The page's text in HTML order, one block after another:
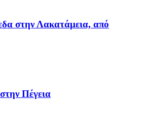
στην Λακατάμεια, από
Πέγεια